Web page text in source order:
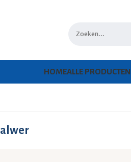
HOMEALLE PRODUCTEN
alwer